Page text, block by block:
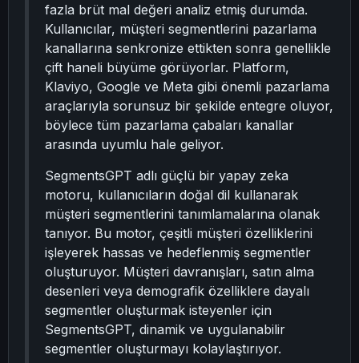
fazla brüt mal değeri analiz etmiş durumda.
Kullanıcılar, müşteri segmentlerini pazarlama
kanallarına senkronize ettikten sonra genellikle
çift haneli büyüme görüyorlar. Platform,
Klaviyo, Google ve Meta gibi önemli pazarlama
araçlarıyla sorunsuz bir şekilde entegre oluyor,
böylece tüm pazarlama çabaları kanallar
arasında uyumlu hale geliyor.
SegmentsGPT adlı güçlü bir yapay zeka
motoru, kullanıcıların doğal dil kullanarak
müşteri segmentlerini tanımlamalarına olanak
tanıyor. Bu motor, çeşitli müşteri özelliklerini
işleyerek hassas ve hedeflenmiş segmentler
oluşturuyor. Müşteri davranışları, satın alma
desenleri veya demografik özelliklere dayalı
segmentler oluşturmak isteyenler için
SegmentsGPT, dinamik ve uygulanabilir
segmentler oluşturmayı kolaylaştırıyor.